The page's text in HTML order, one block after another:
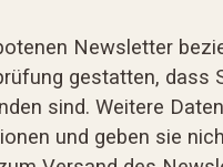
Newsletter
gestatten, dass
sind. Weitere
und geben sie